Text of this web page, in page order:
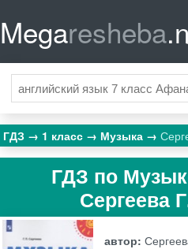
Megaresheba
ГДЗ 1 класс Музыка
ГДЗ по
Сергеева
автор: